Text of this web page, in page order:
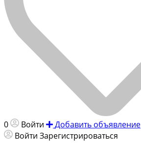
0 Войти
Добавить объявление
Войти Зарегистрироваться